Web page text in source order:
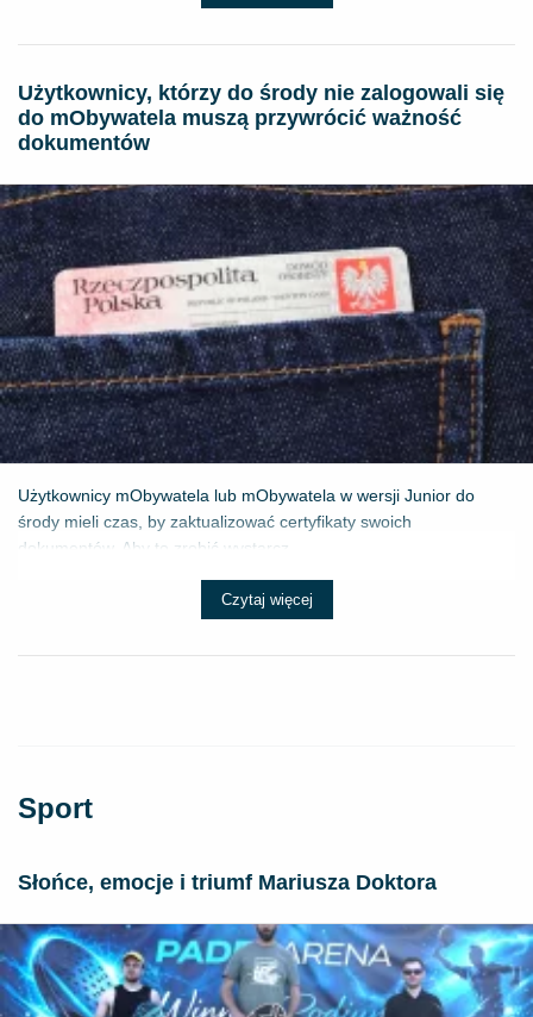
Użytkownicy, którzy do środy nie zalogowali się
do mObywatela muszą przywrócić ważność
dokumentów
Użytkownicy mObywatela lub mObywatela w wersji Junior do
środy mieli czas, by zaktualizować certyfikaty swoich
dokumentów. Aby to zrobić wystarcz...
Czytaj więcej
Sport
Słońce, emocje i triumf Mariusza Doktora